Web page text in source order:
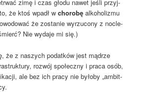
zimę i czas gło­du nawet jeśli przyj­
że ktoś wpadł wcho­ro­bę alko­ho­li­zmu
że zosta­nie wyrzu­co­ny z noc­le­
Nie wyda­je mi się.)
że z naszych podat­ków jest mądrze
roz­wój spo­łecz­ny i pra­ca osób,
ale bez ich pra­cy nie było­by „ambit­